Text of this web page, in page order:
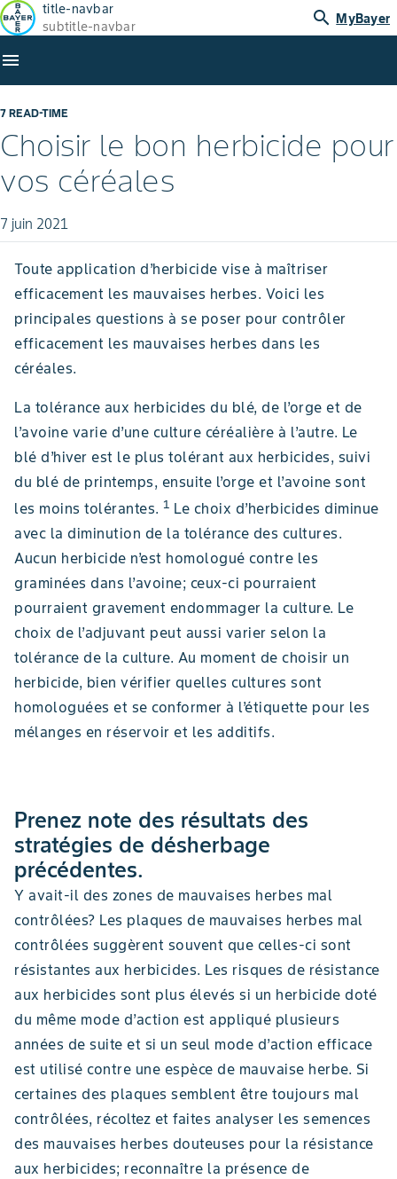
title-navbar
subtitle-navbar
search MyBayer
menu
7 READ-TIME
Choisir le bon herbicide pour
vos céréales
7 juin 2021
Toute application d’herbicide vise à maîtriser
efficacement les mauvaises herbes. Voici les
principales questions à se poser pour contrôler
efficacement les mauvaises herbes dans les
céréales.
La tolérance aux herbicides du blé, de l’orge et de
l’avoine varie d’une culture céréalière à l’autre. Le
blé d’hiver est le plus tolérant aux herbicides, suivi
du blé de printemps, ensuite l’orge et l’avoine sont
les moins tolérantes. 1 Le choix d’herbicides diminue
avec la diminution de la tolérance des cultures.
Aucun herbicide n’est homologué contre les
graminées dans l’avoine; ceux-ci pourraient
pourraient gravement endommager la culture. Le
choix de l’adjuvant peut aussi varier selon la
tolérance de la culture. Au moment de choisir un
herbicide, bien vérifier quelles cultures sont
homologuées et se conformer à l’étiquette pour les
mélanges en réservoir et les additifs.
Prenez note des résultats des
stratégies de désherbage
précédentes.
Y avait-il des zones de mauvaises herbes mal
contrôlées? Les plaques de mauvaises herbes mal
contrôlées suggèrent souvent que celles-ci sont
résistantes aux herbicides. Les risques de résistance
aux herbicides sont plus élevés si un herbicide doté
du même mode d’action est appliqué plusieurs
années de suite et si un seul mode d’action efficace
est utilisé contre une espèce de mauvaise herbe. Si
certaines des plaques semblent être toujours mal
contrôlées, récoltez et faites analyser les semences
des mauvaises herbes douteuses pour la résistance
aux herbicides; reconnaître la présence de